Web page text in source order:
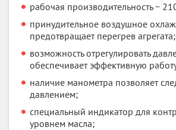
рабочая производительность −
принудительное воздушное
предотвращает перегрев агрегата;
возможность отрегулировать
обеспечивает эффективную
наличие манометра позволяет
давлением;
специальный индикатор для
уровнем масла;